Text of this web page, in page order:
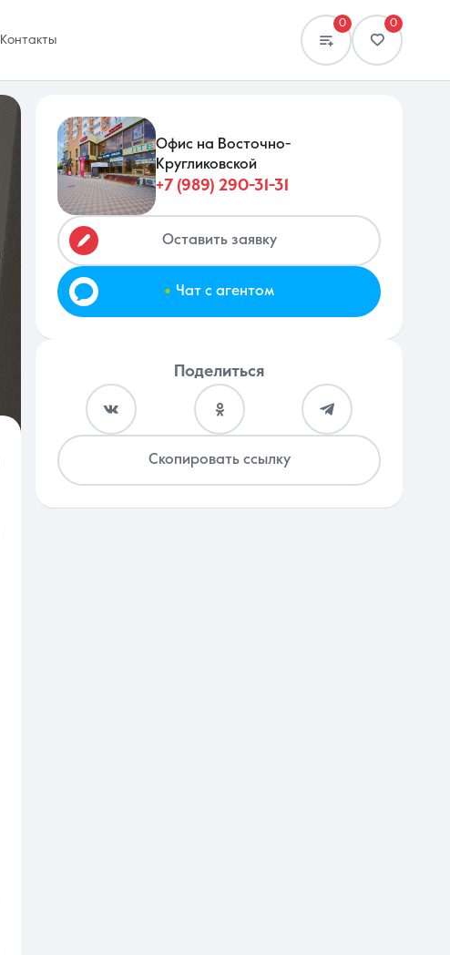
Контакты
0 0
Сравнение
Офис на Восточно-
Кругликовской
+7 (989) 290-31-31
Оставить заявку
. Чат с агентом
Поделиться
Скопировать ссылку